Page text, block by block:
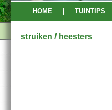
HOME TUINTIPS
struiken / heesters